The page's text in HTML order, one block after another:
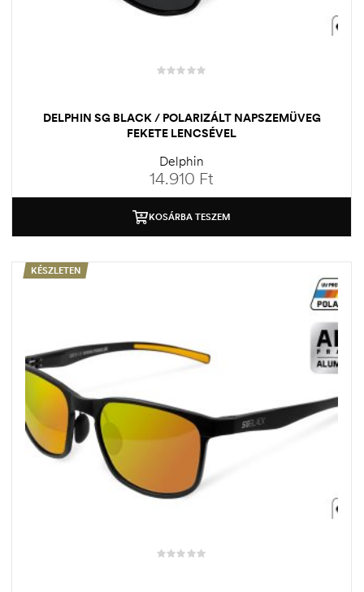
DELPHIN SG BLACK / POLARIZÁLT NAPSZEMÜVEG
FEKETE LENCSÉVEL
Delphin
14.910 Ft
KOSÁRBA TESZEM
KÉSZLETEN